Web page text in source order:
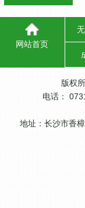
网站首页
版权
电话：
地址：长沙市香